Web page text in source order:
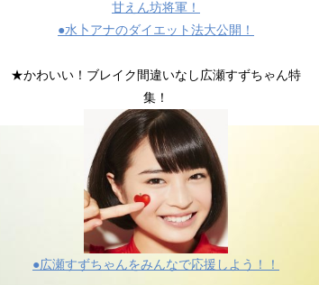
甘えん坊将軍！
●水卜アナのダイエット法大公開！
★かわいい！ブレイク間違いなし広瀬すずちゃん特
集！
●広瀬すずちゃんをみんなで応援しよう！！